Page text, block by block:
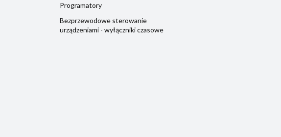
Programatory
Bezprzewodowe sterowanie
urządzeniami - wyłączniki czasowe